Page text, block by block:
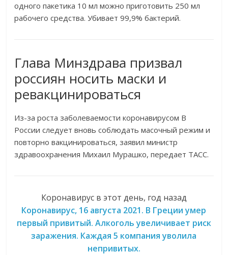
одного пакетика 10 мл можно приготовить 250 мл
рабочего средства. Убивает 99,9% бактерий.
Глава Минздрава призвал
россиян носить маски и
ревакцинироваться
Из-за роста заболеваемости коронавирусом В
России следует вновь соблюдать масочный режим и
повторно вакцинироваться, заявил министр
здравоохранения Михаил Мурашко, передает ТАСС.
Коронавирус в этот день, год назад
Коронавирус, 16 августа 2021. В Греции умер
первый привитый. Алкоголь увеличивает риск
заражения. Каждая 5 компания уволила
непривитых.